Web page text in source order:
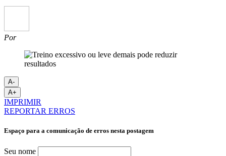
Por
A-
A+
IMPRIMIR
REPORTAR ERROS
Espaço para a comunicação de erros nesta postagem
Seu nome